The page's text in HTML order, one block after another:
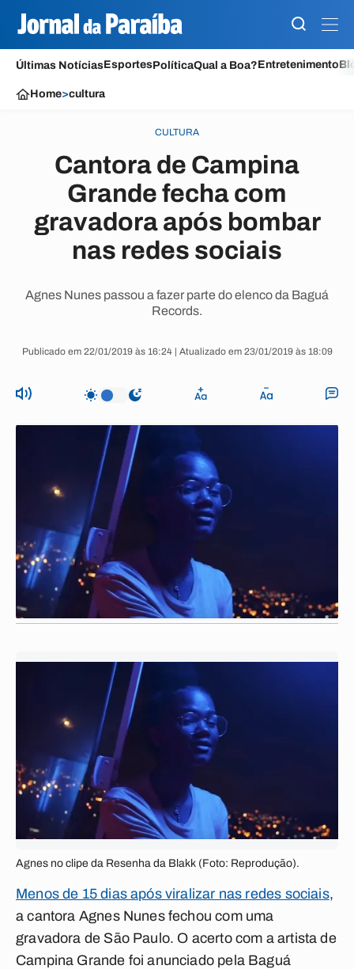
Últimas NotíciasEsportesPolíticaQual a Boa?Entretenimento
Home>cultura
CULTURA
Cantora de Campina
Grande fecha com
gravadora após bombar
nas redes sociais
Agnes Nunes passou a fazer parte do elenco da Baguá
Records.
Publicado em 22/01/2019 às 16:24 | Atualizado em 23/01/2019 às 18:09
Agnes no clipe da Resenha da Blakk (Foto: Reprodução).
Menos de 15 dias após viralizar nas redes sociais,
a cantora Agnes Nunes fechou com uma
gravadora de São Paulo. O acerto com a artista de
Campina Grande foi anunciado pela Baguá